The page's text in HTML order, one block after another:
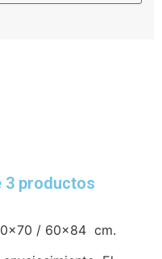
3 productos
/ 60×84 cm.